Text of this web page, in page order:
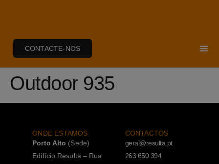
CONTACTE-NOS
Outdoor 935
ONDE ESTAMOS
Porto Alto (Sede)
Edifício Resulta – Rua
CONTACTOS
geral@resulta.pt
263 650 394